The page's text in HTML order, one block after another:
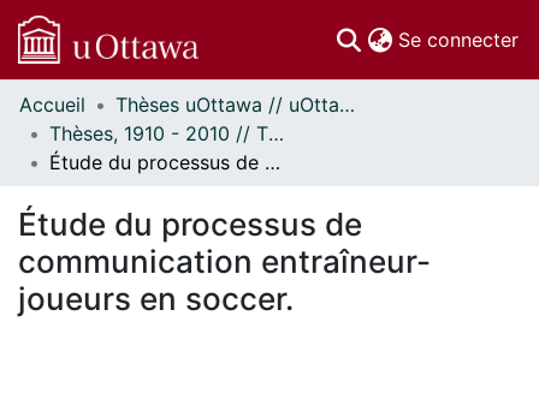
Se connecter
Communautés
et collections
Parcourir
Statistiques
À propos
Accueil
Thèses uOttawa // uOttawa Theses
Thèses, 1910 - 2010 // Theses, 1910 - 2010
Étude du processus de communication entraîneur-joueurs en soccer.
Étude du processus de
communication entraîneur-
joueurs en soccer.